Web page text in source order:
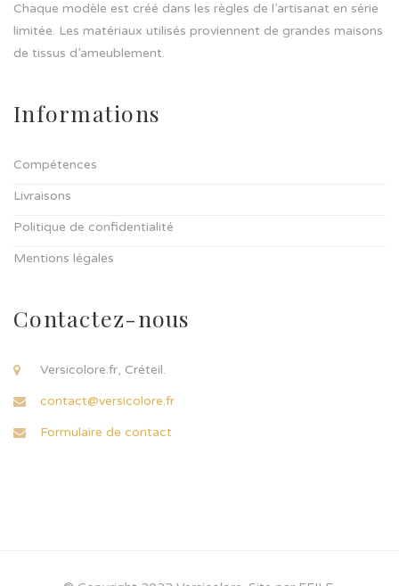
Chaque modèle est créé dans les règles de l’artisanat en série
limitée. Les matériaux utilisés proviennent de grandes maisons
de tissus d’ameublement.
Informations
Compétences
Livraisons
Politique de confidentialité
Mentions légales
Contactez-nous
Versicolore.fr, Créteil.
contact@versicolore.fr
Formulaire de contact